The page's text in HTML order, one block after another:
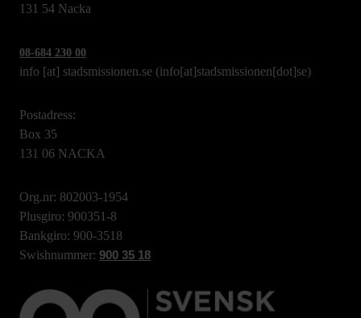
131 54 Nacka
08-684 230 00
info [at] stadsmissionen.se (info[at]stadsmissionen[dot]se)
Postadress:
Box 35
131 06 NACKA
Org.nr: 802003-1954
Plusgiro: 900351-8
Bankgiro: 900-3518
Swishnummer: 900 35 18